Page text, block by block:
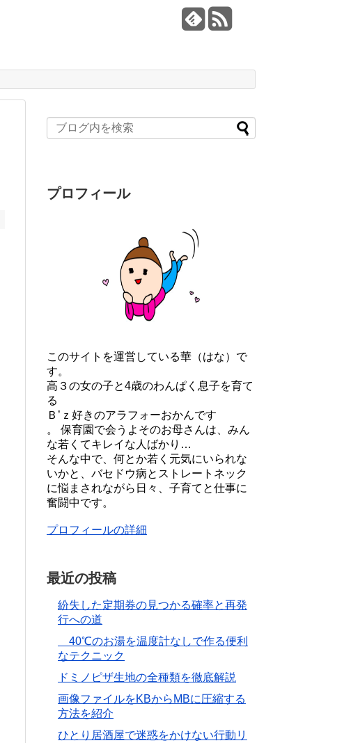
プロフィール
このサイトを運営している華（はな）で
す。
高３の女の子と4歳のわんぱく息子を育て
る
Ｂ’ｚ好きのアラフォーおかんです
。 保育園で会うよそのお母さんは、みん
な若くてキレイな人ばかり…
そんな中で、何とか若く元気にいられな
いかと、バセドウ病とストレートネック
に悩まされながら日々、子育てと仕事に
奮闘中です。
プロフィールの詳細
最近の投稿
紛失した定期券の見つかる確率と再発
行への道
40℃のお湯を温度計なしで作る便利
なテクニック
ドミノピザ生地の全種類を徹底解説
画像ファイルをKBからMBに圧縮する
方法を紹介
ひとり居酒屋で迷惑をかけない行動リ